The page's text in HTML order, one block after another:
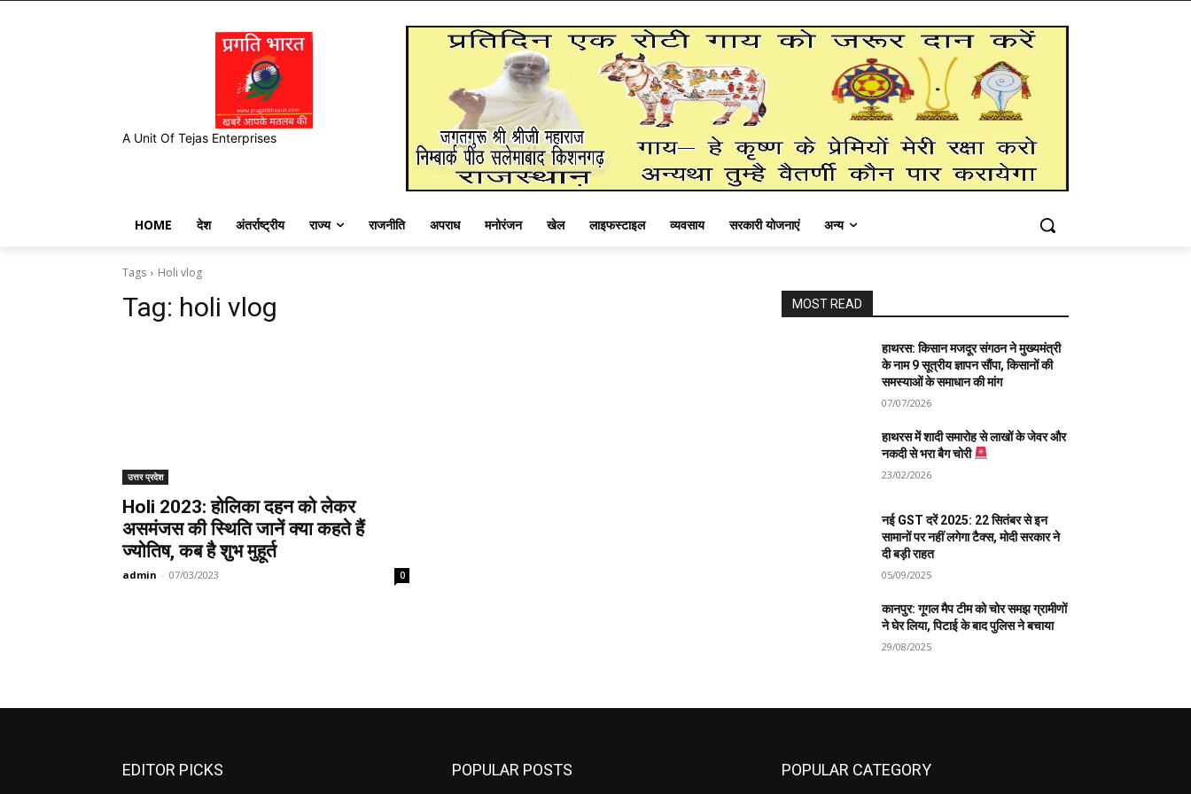
A Unit Of Tejas Enterprises
HOME देश अंतर्राष्ट्रीय राज्य राजनीति अपराध मनोरंजन खेल लाइफस्टाइल व्यवसाय सरकारी योजनाएं अन्य
Tags Holi vlog
Tag: holi vlog
उत्तर प्रदेश
Holi 2023: होलिका दहन को लेकर
असमंजस की स्थिति जानें क्या कहते हैं
ज्योतिष, कब है शुभ मुहूर्त
admin - 07/03/2023 0
MOST READ
हाथरस: किसान मजदूर संगठन ने मुख्यमंत्री
के नाम 9 सूत्रीय ज्ञापन सौंपा, किसानों की
समस्याओं के समाधान की मांग
07/07/2026
हाथरस में शादी समारोह से लाखों के जेवर और
नकदी से भरा बैग चोरी
23/02/2026
नई GST दरें 2025: 22 सितंबर से इन
सामानों पर नहीं लगेगा टैक्स, मोदी सरकार ने
दी बड़ी राहत
05/09/2025
कानपुर: गूगल मैप टीम को चोर समझ ग्रामीणों
ने घेर लिया, पिटाई के बाद पुलिस ने बचाया
29/08/2025
EDITOR PICKS POPULAR POSTS POPULAR CATEGORY